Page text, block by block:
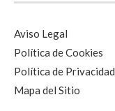
Aviso Legal
Política de Cookies
Política de Privacidad
Mapa del Sitio